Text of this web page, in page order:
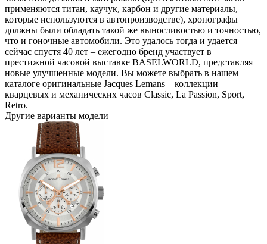
применяются титан, каучук, карбон и другие материалы,
которые используются в автопроизводстве), хронографы
должны были обладать такой же выносливостью и точностью,
что и гоночные автомобили. Это удалось тогда и удается
сейчас спустя 40 лет – ежегодно бренд участвует в
престижной часовой выставке BASELWORLD, представляя
новые улучшенные модели. Вы можете выбрать в нашем
каталоге оригинальные Jacques Lemans – коллекции
кварцевых и механических часов Classic, La Passion, Sport,
Retro.
Другие варианты модели